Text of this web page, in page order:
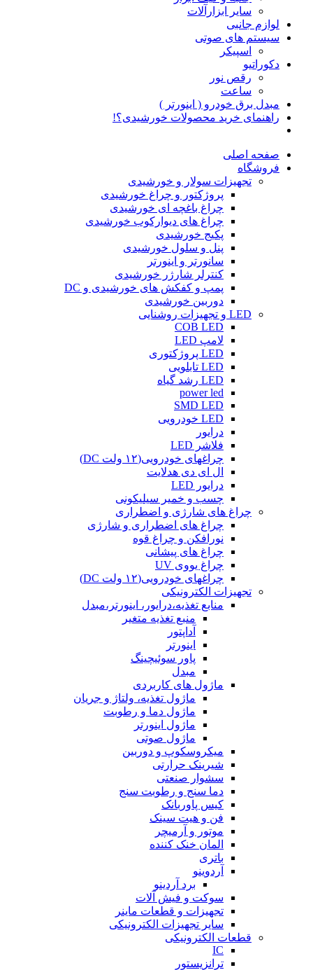
سایر ابزارآلات
لوازم جانبی
سیستم های صوتی
اسپیکر
دکوراتیو
رقص نور
ساعت
مبدل برق خودرو ( اینورتر )
راهنمای خرید محصولات خورشیدی؟!
صفحه اصلی
فروشگاه
تجهیزات سولار و خورشیدی
پروژکتور و چراغ خورشیدی
چراغ باغچه ای خورشیدی
چراغ های دیوارکوب خورشیدی
پکیج خورشیدی
پنل و سلول خورشیدی
سانورتر و اینورتر
کنترلر شارژر خورشیدی
پمپ و کفکش های خورشیدی و DC
دوربین خورشیدی
LED و تجهیزات روشنایی
COB LED
لامپ LED
LED پروژکتوری
LED تابلویی
LED رشد گیاه
power led
SMD LED
LED خودرویی
درایور
فلاشر LED
چراغهای خودرویی(۱۲ ولت DC)
ال ای دی هدلایت
درایور LED
چسب و خمیر سیلیکونی
چراغ های شارژی و اضطراری
چراغ های اضطراری و شارژی
نورافکن و چراغ قوه
چراغ های پیشانی
چراغ یووی UV
چراغهای خودرویی(۱۲ ولت DC)
تجهیزات الکترونیکی
منابع تغذیه،درایور، اینورتر،مبدل
منبع تغذیه متغیر
آداپتور
اینورتر
پاور سوئیچینگ
مبدل
ماژول های کاربردی
ماژول تغذیه، ولتاژ و جریان
ماژول دما و رطوبت
ماژول اینورتر
ماژول صوتی
میکروسکوپ و دوربین
شیرینک حرارتی
سشوار صنعتی
دما سنج و رطوبت سنج
کیس پاوربانک
فن و هیت سینک
موتور و آرمیچر
المان خنک کننده
باتری
آردوینو
برد آردینو
سوکت و فیش آلات
تجهیزات و قطعات ماینر
سایر تجهیزات الکترونیکی
قطعات الکترونیکی
IC
ترانزیستور